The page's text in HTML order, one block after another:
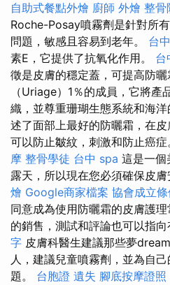
自助式餐點外燴 廚師 外燴 整骨
Roche-Posay噴霧劑是針對所
問題，敏感且容易到老年。 台
素E，它提供了抗氧化作用。 台
徵是皮膚的穩定蓋，可提高防
（Uriage）1％的成員，它將產
織，並尊重珊瑚生態系統和海
述了面部上最好的防曬霜，在皮
可以防止皺紋，刺激和防止癌症
摩 整骨學徒 台中 spa 這是一個
露天，所以現在您必須確保皮膚
燴 Google商家檔案 協會成立
同意成為使用防曬霜的皮膚護
的銷售，測試和評論也可以指向
字 皮膚科醫生建議那些夢
人，建議兒童噴霧劑，並為自
題。 台胞證 遺失 腳底按摩證照